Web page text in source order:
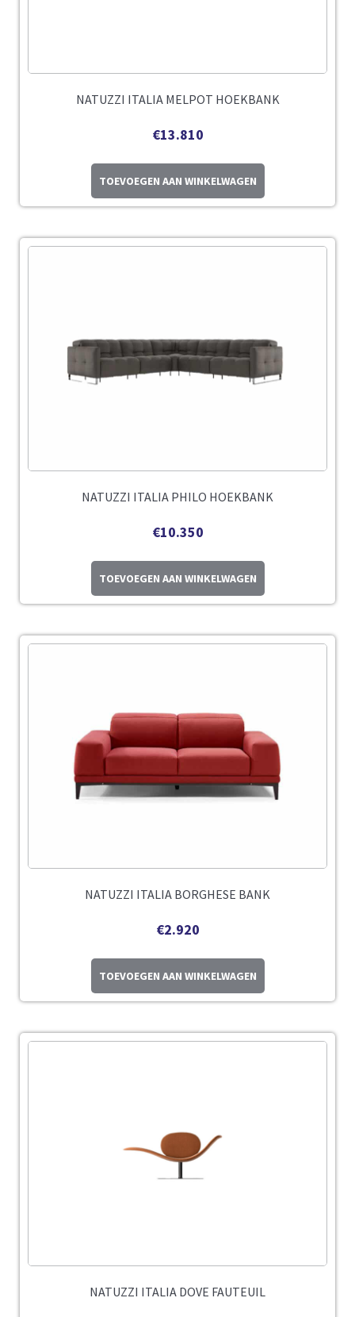
NATUZZI ITALIA MELPOT HOEKBANK
€13.810
TOEVOEGEN AAN WINKELWAGEN
NATUZZI ITALIA PHILO HOEKBANK
€10.350
TOEVOEGEN AAN WINKELWAGEN
NATUZZI ITALIA BORGHESE BANK
€2.920
TOEVOEGEN AAN WINKELWAGEN
NATUZZI ITALIA DOVE FAUTEUIL